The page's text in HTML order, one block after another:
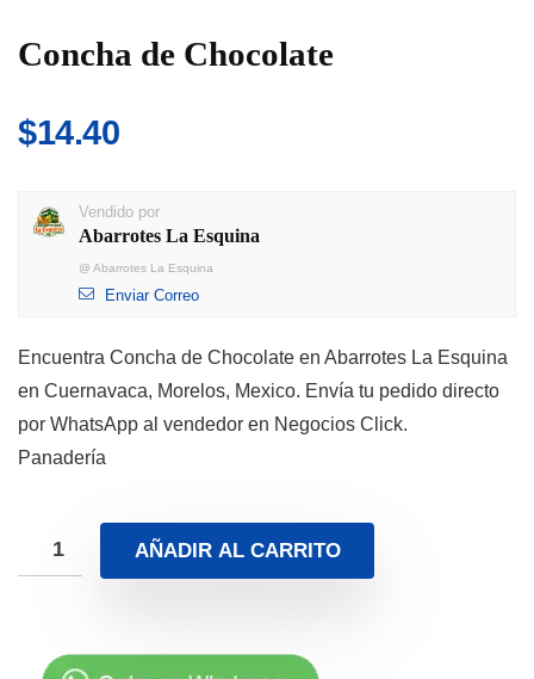
Concha de Chocolate
$14.40
Vendido por
Abarrotes La Esquina
@ Abarrotes La Esquina
Enviar Correo
Encuentra Concha de Chocolate en Abarrotes La Esquina
en Cuernavaca, Morelos, Mexico. Envía tu pedido directo
por WhatsApp al vendedor en Negocios Click.
Panadería
AÑADIR AL CARRITO